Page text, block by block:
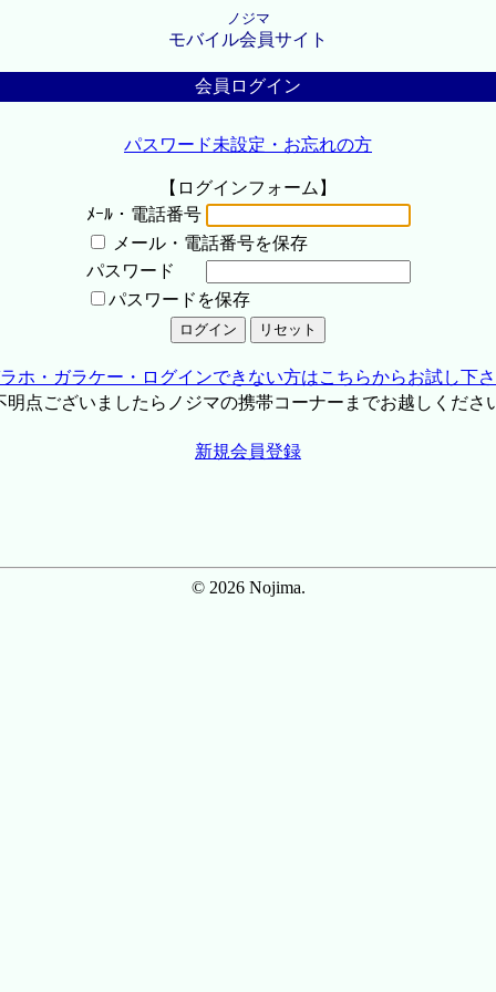
ノジマ
モバイル会員サイト
会員ログイン
パスワード未設定・お忘れの方
【ログインフォーム】
ﾒｰﾙ・電話番号
メール・電話番号を保存
パスワード
パスワードを保存
ホ・ガラケー・ログインできない方はこちらからお試し下
点ございましたらノジマの携帯コーナーまでお越しくださ
新規会員登録
© 2026 Nojima.